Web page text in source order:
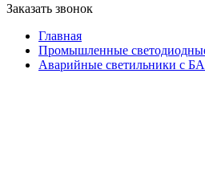
Заказать звонок
Главная
Промышленные
Аварийные светильники с